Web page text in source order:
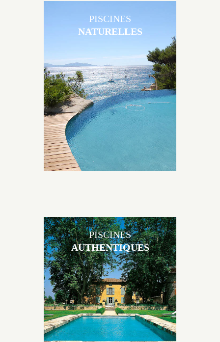
Les piscines en béton naturelles Jacques Brens sont
originales, elles s’intègrent parfaitement à leur
environnement grâce à un jeu de volume et de
matière sur-mesure conçu par notre bureau d’étude
spécialisé.
PISCINES
NATURELLES
Les piscines en béton authentiques Jacques Brens se
démarquent par la noblesse des matériaux
utilisés pour garder un aspect ancien, retrouver une
patine naturelle ou créer un ornement de pierres de
taille.
PISCINES
AUTHENTIQUES